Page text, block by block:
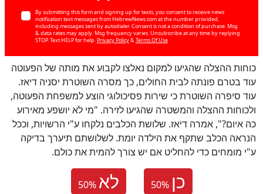
By submitting this form and signing up for texts, you consent to receive news
notification text messages from HebrewNews.com at the number provided,
including messages sent by autodialer. Consent is not a condition of purchase. Msg
& data rates may apply. Msg frequency varies. Unsubscribe at any time by replying
STOP. Text HELP for help. Privacy Policy& Terms Of Use
כוחות ההצלה שהגיעו למקום נאלצו לקבוע את מותה של הפעוטה
עוד בטרם פונתה לבית החולים, כך מסרה השוטרת יסניה דיאז.
עוד סיפרה השוטרת כי שירות פסיכולוגי הוצע למשפחת הפעוטה,
ולכוחות ההצלה והמשטרה שהגיעו לזירה. "מי לא יושפע מאירוע
כה איום?", אמרה דיאז. שלושת הכלבים נלקחו ע"י הרשויות, וככל
הנראה הכלב שתקף את הילדה יומת. לשלושתם תיערך בדיקה
ע"י מומחים כדי להחליט אם יש צורך להמית את כולם.
50% לא 50% כן